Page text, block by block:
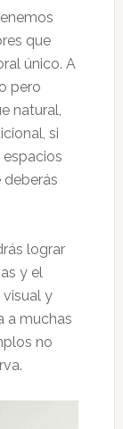
que
único. A
pero
natural,
si
lograr
y el
y
a muchas
no